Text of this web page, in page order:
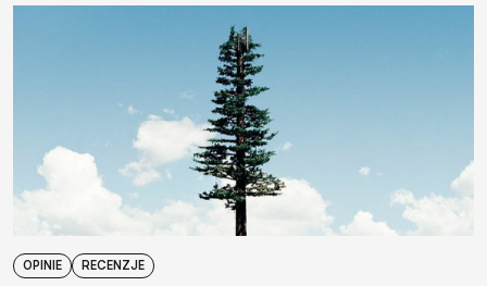
OPINIE RECENZJE